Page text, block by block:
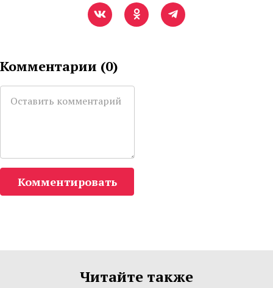
Комментарии (0)
Комментировать
Читайте также